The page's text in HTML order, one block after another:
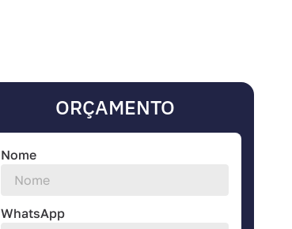
ORÇAMENTO
Nome
WhatsApp